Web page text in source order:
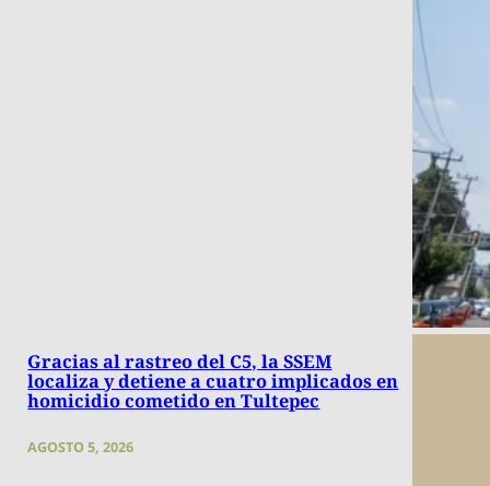
Gracias al rastreo del C5, la SSEM
localiza y detiene a cuatro implicados en
homicidio cometido en Tultepec
AGOSTO 5, 2026